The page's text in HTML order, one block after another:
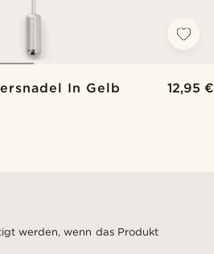
In Gelb
12,95 €
werden, wenn das Produkt